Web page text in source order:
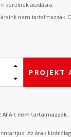
kerülnek átadásra.
nem tartalmazzák.
PROJEKT
t nem tartalmazzák.
Az árak